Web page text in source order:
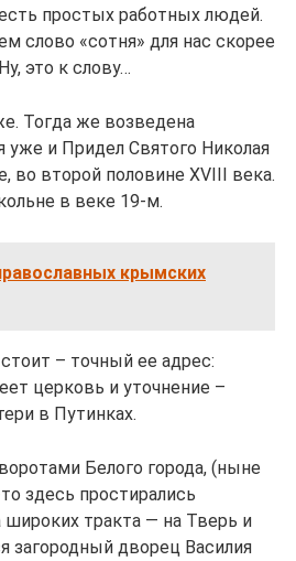
простых работных людей.
слово «сотня» для нас скорее
это к слову…
Тогда же возведена
уже и Придел Святого Николая
во второй половине XVIII века.
в веке 19-м.
крымских
– точный ее адрес:
церковь и уточнение –
в Путинках.
Белого города, (ныне
здесь простирались
широких тракта — на Тверь и
загородный дворец Василия